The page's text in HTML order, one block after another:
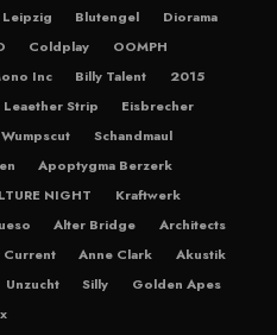
Blutengel
Diorama
Coldplay
OOMPH
Inc Billy Talent
2015
Leaether Strip
Eisbrecher
Wumpscut
Schandmaul
Apoptygma Berzerk
NIGHT
Kraftwerk
Alter Bridge
Architects
Current Anne Clark
Akustik
Unzucht Silly
Golden Apes